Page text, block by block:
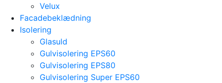
Velux
Facadebeklædning
Isolering
Glasuld
Gulvisolering EPS60
Gulvisolering EPS80
Gulvisolering Super EPS60